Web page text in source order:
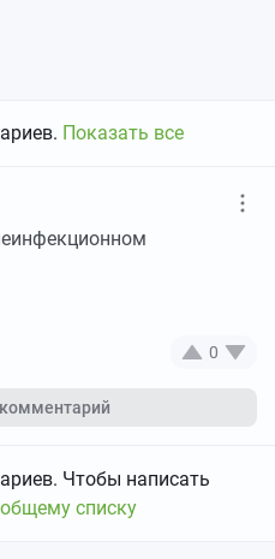
Показать все
0
Чтобы написать
списку